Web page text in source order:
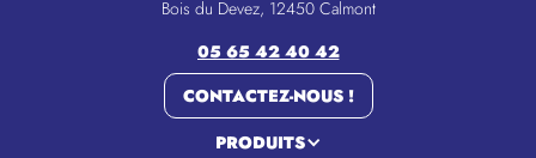
Bois du Devez, 12450 Calmont
05 65 42 40 42
CONTACTEZ-NOUS !
PRODUITS